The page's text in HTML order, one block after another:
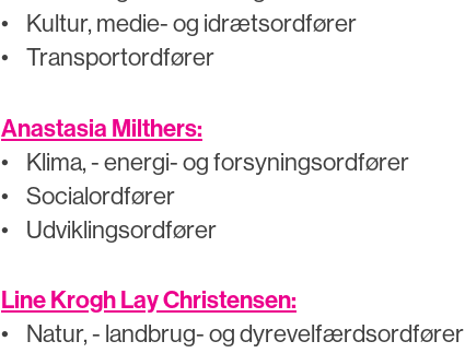
• Kultur, medie- og idrætsordfører
• Transportordfører
Anastasia Milthers:
• Klima, - energi- og forsyningsordfører
• Socialordfører
• Udviklingsordfører
Line Krogh Lay Christensen:
• Natur, - landbrug- og dyrevelfærdsordfører